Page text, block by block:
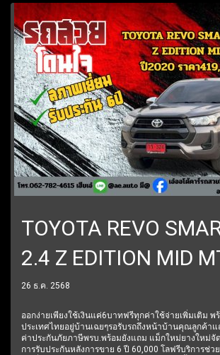
TOYOTA REVO
2.4 Z EDITION MID
ราคา419,000บาท
26 ธ.ค. 2568
ออกง่ายเพียงใช้เงินแค่6บาทฟรีทุกค่าใช้จ่ายเพิ่มเติม พ
ประเทศไทยอยู่บ้านเฉยๆรอรับรถถึงหน้าบ้านคุณลูกค้า
ค่าประกันภัยภาษีพรบ.พร้อมยังแถม แม็กใหม่ยางใหม่จั
การรับประกันหลังการขาย 6 ปี 60,000 โลฟรีบริการช่ว